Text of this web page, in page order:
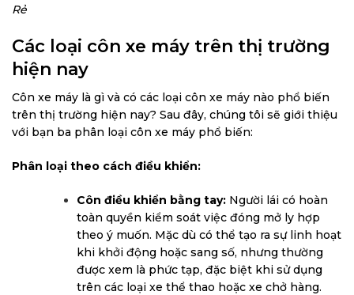
Rẻ
Các loại côn xe máy trên thị trường
hiện nay
Côn xe máy là gì và có các loại côn xe máy nào phổ biến
trên thị trường hiện nay? Sau đây, chúng tôi sẽ giới thiệu
với bạn ba phân loại côn xe máy phổ biến:
Phân loại theo cách điều khiển:
Côn điều khiển bằng tay: Người lái có hoàn
toàn quyền kiểm soát việc đóng mở ly hợp
theo ý muốn. Mặc dù có thể tạo ra sự linh hoạt
khi khởi động hoặc sang số, nhưng thường
được xem là phức tạp, đặc biệt khi sử dụng
trên các loại xe thể thao hoặc xe chở hàng.